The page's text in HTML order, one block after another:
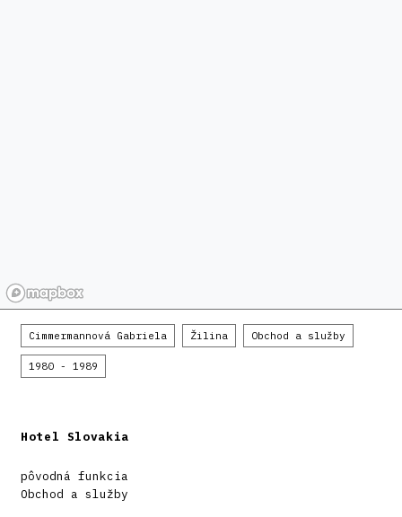
Cimmermannová Gabriela Žilina Obchod a služby
1980 - 1989
Hotel Slovakia
pôvodná funkcia
Obchod a služby